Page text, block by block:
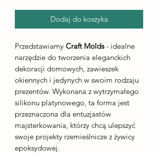
Dodaj do koszyka
Przedstawiamy Craft Molds- idealne
narzędzie do tworzenia eleganckich
dekoracji domowych, zawieszek
okiennych i jedynych w swoim rodzaju
prezentów. Wykonana z wytrzymałego
silikonu platynowego, ta forma jest
przeznaczona dla entuzjastów
majsterkowania, którzy chcą ulepszyć
swoje projekty rzemieślnicze z żywicy
epoksydowej.